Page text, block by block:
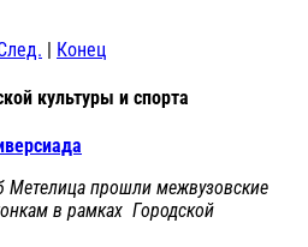
| Конец
культуры и спорта
Метелица прошли межвузовские
в рамках Городской